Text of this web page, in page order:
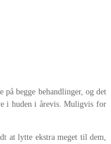
begge behandlinger, og det
i huden i årevis. Muligvis for
at lytte ekstra meget til dem,